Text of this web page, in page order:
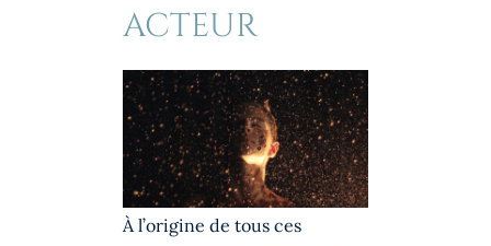
ACTEUR
À l’origine de tous ces